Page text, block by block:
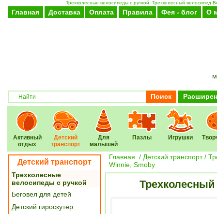
Трехколесные велосипеды с ручкой. Трехколесный велосипед
Главная Доставка Оплата Правила Фея - блог О
Поиск
Активный
отдых
Детский
транспорт
Для
малышей
Пазлы Игрушки
Детский транспорт
Трехколесные
велосипеды с ручкой
Беговел для детей
Детский гироскутер
Главная / Детский транспорт /
Winnie, Smoby